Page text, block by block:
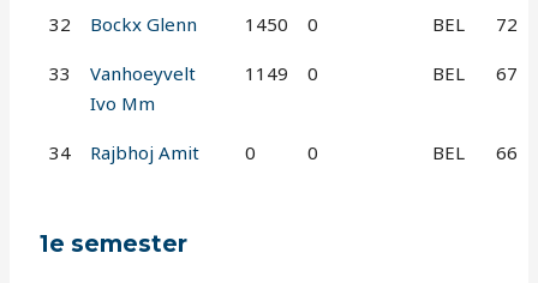
32 Bockx Glenn 1450 0 BEL 72
33
Vanhoeyvelt
Ivo Mm
1149 0 BEL 67
34 Rajbhoj Amit 0 0 BEL 66
1e semester